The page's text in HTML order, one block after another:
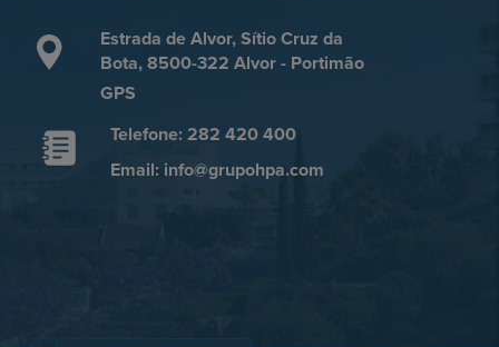
Estrada de Alvor, Sítio Cruz da
Bota, 8500-322 Alvor - Portimão
GPS
Telefone: 282 420 400
Email: info@grupohpa.com